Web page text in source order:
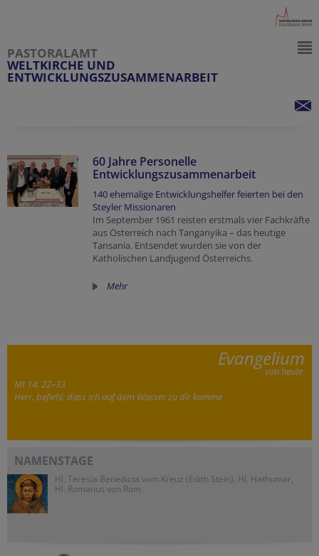
PASTORALAMT
WELTKIRCHE UND
ENTWICKLUNGSZUSAMMENARBEIT
60 Jahre Personelle
Entwicklungszusammenarbeit
140 ehemalige Entwicklungshelfer feierten bei den
Steyler Missionaren
Im September 1961 reisten erstmals vier Fachkräfte
aus Österreich nach Tanganyika – das heutige
Tansania. Entsendet wurden sie von der
Katholischen Landjugend Österreichs.
Mehr
Evangelium
von heute
Mt 14, 22–33
Herr, befiehl, dass ich auf dem Wasser zu dir komme
NAMENSTAGE
Hl. Teresia Benedicta vom Kreuz (Edith Stein), Hl. Hathumar,
Hl. Romanus von Rom